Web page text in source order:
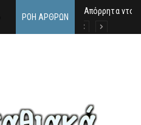
ΡΟΉ ΆΡΘΡΩΝ
Απόρρητα
Μανώλης
Σαν σήμερα